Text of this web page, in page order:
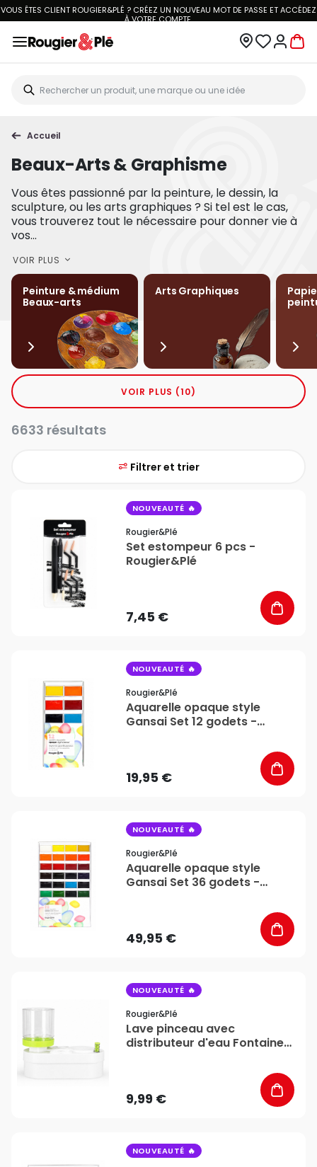
VOUS ÊTES CLIENT ROUGIER&PLÉ ? CRÉEZ UN NOUVEAU MOT DE PASSE ET ACCÉDEZ
ÀVOTRE COMPTE.
Accueil
Beaux-Arts & Graphisme
Vous êtes passionné par la peinture, le dessin, la
sculpture, ou les arts graphiques ? Si tel est le cas,
vous trouverez tout le nécessaire pour donner vie à
vos...
VOIR PLUS
Peinture & médium
Beaux-arts
Arts Graphiques
VOIR PLUS (10)
6633 résultats
Filtrer et trier
NOUVEAUTÉ
Rougier&plé
Set estompeur 6 pcs -
Rougier&Plé
7,45 €
NOUVEAUTÉ
Rougier&plé
Aquarelle opaque style
Gansai Set 12 godets -
19,95 €
NOUVEAUTÉ
Rougier&plé
Aquarelle opaque style
Gansai Set 36 godets -
49,95 €
NOUVEAUTÉ
Rougier&plé
Lave pinceau avec
distributeur d'eau Fontaine
9,99 €
NOUVEAUTÉ